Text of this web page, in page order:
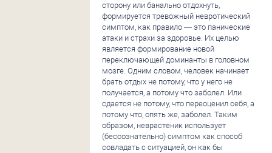
сторону или банально отдохнуть,
формируется тревожный невротический
симптом, как правило — это панические
атаки и страхи за здоровье. Их целью
является формирование новой
переключающей доминанты в головном
мозге. Одним словом, человек начинает
брать отдых не потому, что у него не
получается, а потому что заболел. Или
сдается не потому, что переоценил себя, а
потому что, опять же, заболел. Таким
образом, неврастеник использует
(бессознательно) симптом как способ
совладать с ситуацией, он как бы